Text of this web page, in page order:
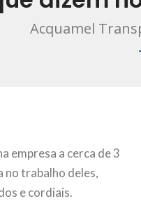
Acquamel
empresa a cerca de 3
no trabalho deles,
e cordiais.